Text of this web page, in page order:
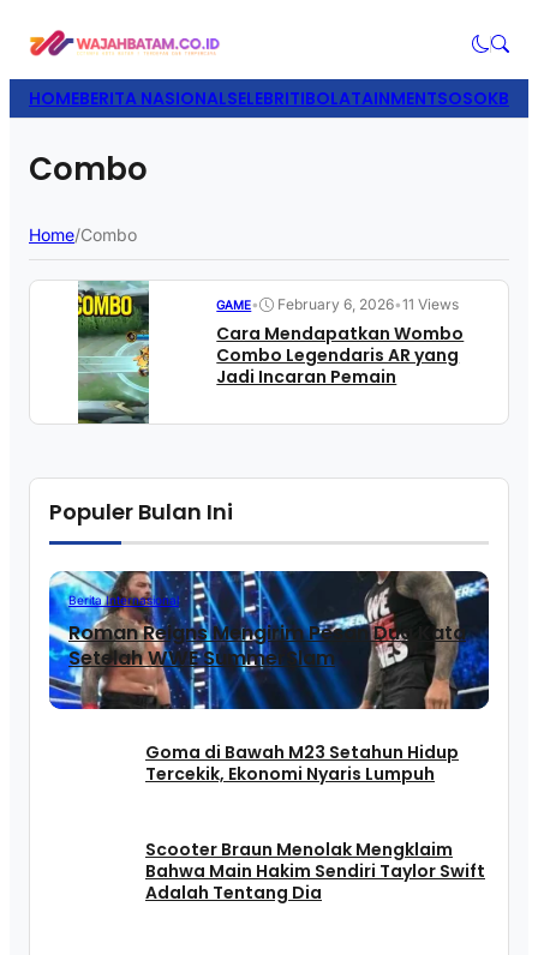
HOMEBERITA NASIONALSELEBRITIBOLATAINMENTSOSOK
Combo
Home/Combo
GAME• February 6, 2026•11 Views
Cara Mendapatkan Wombo
Combo Legendaris AR yang
Jadi Incaran Pemain
Populer Bulan Ini
Berita Internasional
Roman Reigns Mengirim Pesan Dua Kata
Setelah WWE SummerSlam
Goma di Bawah M23 Setahun Hidup
Tercekik, Ekonomi Nyaris Lumpuh
Scooter Braun Menolak Mengklaim
Bahwa Main Hakim Sendiri Taylor Swift
Adalah Tentang Dia